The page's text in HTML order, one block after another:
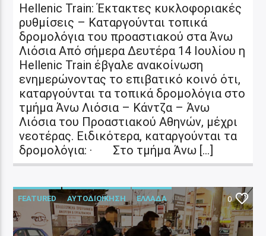
Hellenic Train: Έκτακτες κυκλοφοριακές
ρυθμίσεις – Kαταργούνται τοπικά
δρομολόγια του προαστιακού στα Άνω
Λιόσια Από σήμερα Δευτέρα 14 Ιουλίου η
Hellenic Train έβγαλε ανακοίνωση
ενημερώνοντας το επιβατικό κοινό ότι,
καταργούνται τα τοπικά δρομολόγια στο
τμήμα Άνω Λιόσια – Κάντζα – Άνω
Λιόσια του Προαστιακού Αθηνών, μέχρι
νεοτέρας. Ειδικότερα, καταργούνται τα
δρομολόγια: · Στο τμήμα Άνω […]
FEATURED ΑΥΤΟΔΙΟΙΚΗΣΗ ΕΛΛΑΔΑ 0